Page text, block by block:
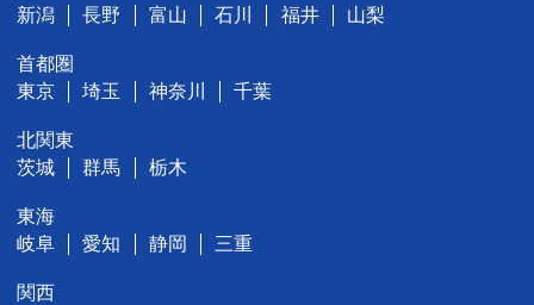
新潟
長野 富山 石川 福井 山梨
首都圏
東京
埼玉 神奈川 千葉
北関東
茨城
群馬 栃木
東海
岐阜
愛知 静岡 三重
関西